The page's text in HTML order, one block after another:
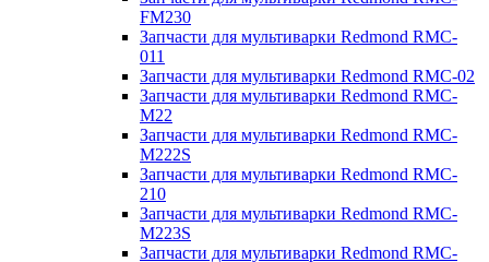
FM230
Запчасти для мультиварки Redmond RMC-
011
Запчасти для мультиварки Redmond RMC-02
Запчасти для мультиварки Redmond RMC-
M22
Запчасти для мультиварки Redmond RMC-
M222S
Запчасти для мультиварки Redmond RMC-
210
Запчасти для мультиварки Redmond RMC-
M223S
Запчасти для мультиварки Redmond RMC-